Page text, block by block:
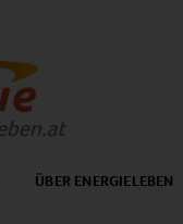
ÜBER ENERGIELEBEN